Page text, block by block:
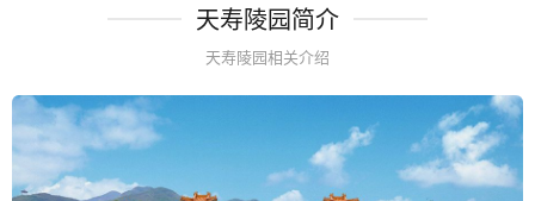
天寿陵园简介
天寿陵园相关介绍